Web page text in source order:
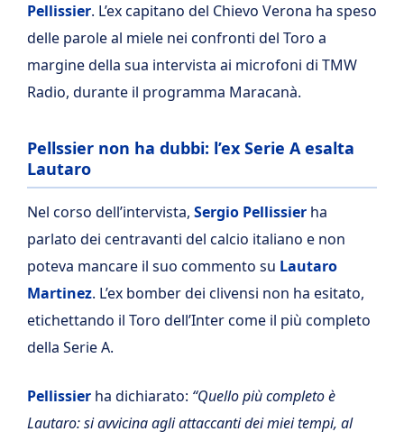
Pellissier. L’ex capitano del Chievo Verona ha speso
delle parole al miele nei confronti del Toro a
margine della sua intervista ai microfoni di TMW
Radio, durante il programma Maracanà.
Pellssier non ha dubbi: l’ex Serie A esalta
Lautaro
Nel corso dell’intervista, Sergio Pellissier ha
parlato dei centravanti del calcio italiano e non
poteva mancare il suo commento su Lautaro
Martinez. L’ex bomber dei clivensi non ha esitato,
etichettando il Toro dell’Inter come il più completo
della Serie A.
Pellissier ha dichiarato: “Quello più completo è
Lautaro: si avvicina agli attaccanti dei miei tempi, al